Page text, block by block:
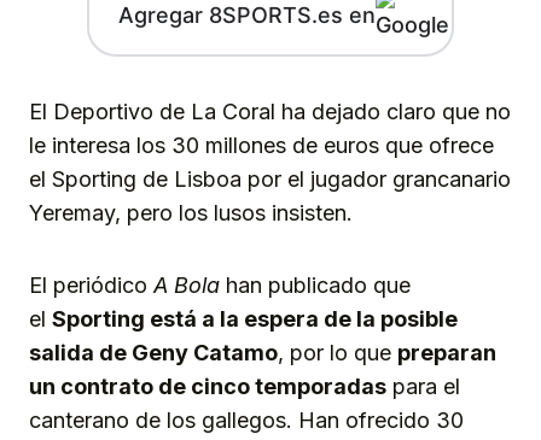
Agregar 8SPORTS.es en
El Deportivo de La Coral ha dejado claro que no
le interesa los 30 millones de euros que ofrece
el Sporting de Lisboa por el jugador grancanario
Yeremay, pero los lusos insisten.
El periódicoA Bola han publicado que
el Sporting está a la espera de la posible
salida de Geny Catamo, por lo que preparan
un contrato de cinco temporadas para el
canterano de los gallegos. Han ofrecido 30